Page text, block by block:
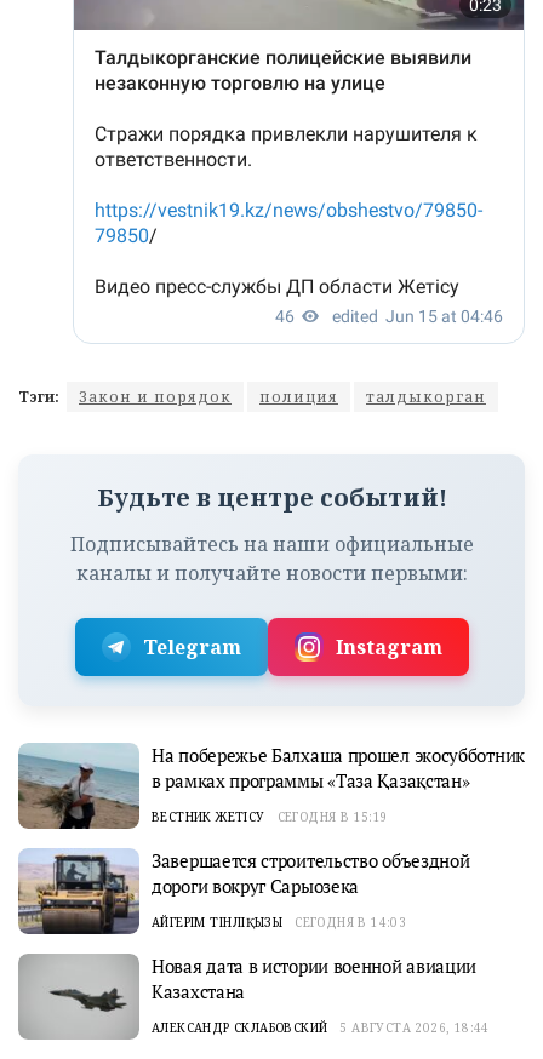
Тэги: Закон и порядок полиция талдыкорган
Будьте в центре событий!
Подписывайтесь на наши официальные
каналы и получайте новости первыми:
Telegram Instagram
На побережье Балхаша прошел экосубботник
в рамках программы «Таза Қазақстан»
ВЕСТНИК ЖЕТІСУ СЕГОДНЯ В 15:19
Завершается строительство объездной
дороги вокруг Сарыозека
АЙГЕРІМ ТІНӘЛІҚЫЗЫ СЕГОДНЯ В 14:03
Новая дата в истории военной авиации
Казахстана
АЛЕКСАНДР СКЛАБОВСКИЙ 5 АВГУСТА 2026, 18:44